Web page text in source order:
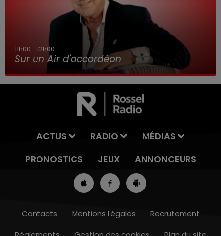
11h00 - 12h00
Sur un Air d'accordéon
ACTUS RADIO
MÉDIAS
PRONOSTICS
JEUX ANNONCEURS
Contacts Mentions Légales
Recrutement